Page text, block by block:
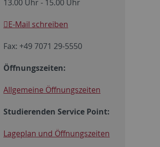
13.00 Uhr - 15.00 Uhr
E-Mail schreiben
Fax: +49 7071 29-5550
Öffnungszeiten:
Allgemeine Öffnungszeiten
Studierenden Service Point:
Lageplan und Öffnungszeiten